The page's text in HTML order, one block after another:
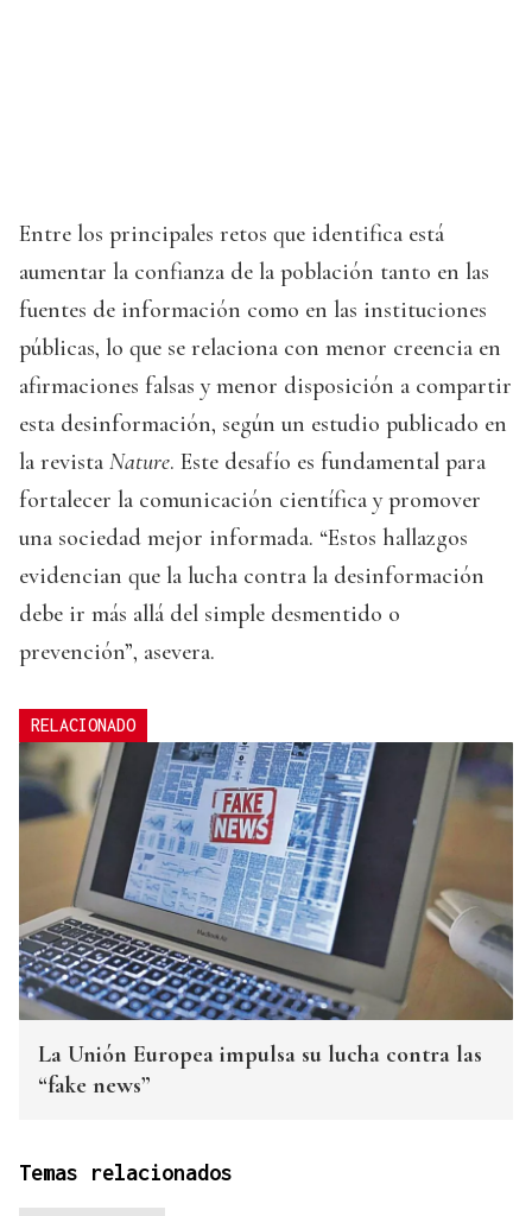
Entre los principales retos que identifica está
aumentar la confianza de la población tanto en las
fuentes de información como en las instituciones
públicas, lo que se relaciona con menor creencia en
afirmaciones falsas y menor disposición a compartir
esta desinformación, según un estudio publicado en
la revista Nature. Este desafío es fundamental para
fortalecer la comunicación científica y promover
una sociedad mejor informada. “Estos hallazgos
evidencian que la lucha contra la desinformación
debe ir más allá del simple desmentido o
prevención”, asevera.
RELACIONADO
La Unión Europea impulsa su lucha contra las
“fake news”
Temas relacionados